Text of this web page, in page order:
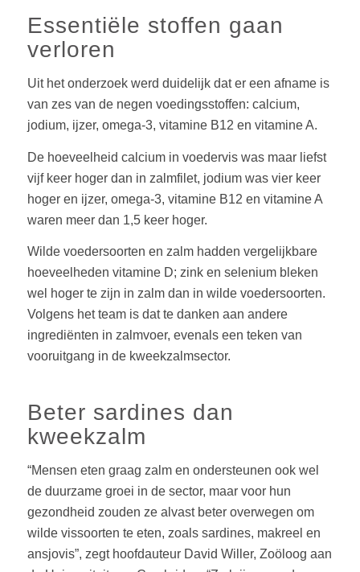
Essentiële stoffen gaan
verloren
Uit het onderzoek werd duidelijk dat er een afname is
van zes van de negen voedingsstoffen: calcium,
jodium, ijzer, omega-3, vitamine B12 en vitamine A.
De hoeveelheid calcium in voedervis was maar liefst
vijf keer hoger dan in zalmfilet, jodium was vier keer
hoger en ijzer, omega-3, vitamine B12 en vitamine A
waren meer dan 1,5 keer hoger.
Wilde voedersoorten en zalm hadden vergelijkbare
hoeveelheden vitamine D; zink en selenium bleken
wel hoger te zijn in zalm dan in wilde voedersoorten.
Volgens het team is dat te danken aan andere
ingrediënten in zalmvoer, evenals een teken van
vooruitgang in de kweekzalmsector.
Beter sardines dan
kweekzalm
“Mensen eten graag zalm en ondersteunen ook wel
de duurzame groei in de sector, maar voor hun
gezondheid zouden ze alvast beter overwegen om
wilde vissoorten te eten, zoals sardines, makreel en
ansjovis”, zegt hoofdauteur David Willer, Zoöloog aan